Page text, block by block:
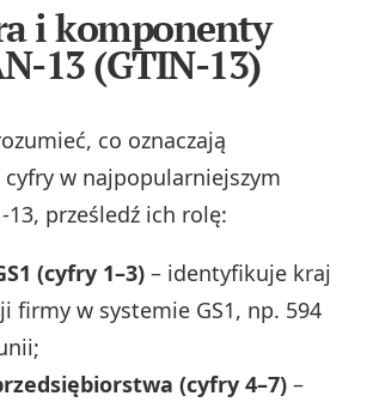
i komponenty
13 (GTIN-13)
co oznaczają
cyfry w najpopularniejszym
13, prześledź ich rolę:
(cyfry 1–3) – identyfikuje kraj
firmy w systemie GS1, np. 594
(cyfry 4–7) –